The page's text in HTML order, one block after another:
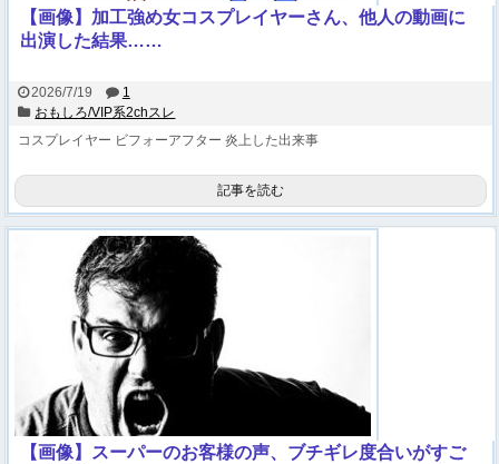
【画像】加工強め女コスプレイヤーさん、他人の動画に
出演した結果……
2026/7/19
1
おもしろ/VIP系2chスレ
コスプレイヤー ビフォーアフター 炎上した出来事
記事を読む
【画像】スーパーのお客様の声、ブチギレ度合いがすご